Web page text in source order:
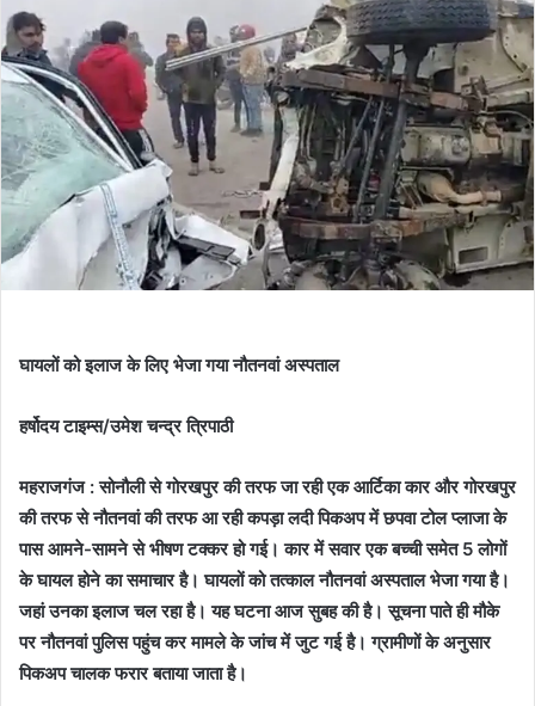
घायलों को इलाज के लिए भेजा गया नौतनवां अस्पताल
हर्षोदय टाइम्स/उमेश चन्द्र त्रिपाठी
महराजगंज : सोनौली से गोरखपुर की तरफ जा रही एक आर्टिका कार और गोरखपुर
की तरफ से नौतनवां की तरफ आ रही कपड़ा लदी पिकअप में छपवा टोल प्लाजा के
पास आमने-सामने से भीषण टक्कर हो गई। कार में सवार एक बच्ची समेत 5 लोगों
के घायल होने का समाचार है। घायलों को तत्काल नौतनवां अस्पताल भेजा गया है।
जहां उनका इलाज चल रहा है। यह घटना आज सुबह की है। सूचना पाते ही मौके
पर नौतनवां पुलिस पहुंच कर मामले के जांच में जुट गई है। ग्रामीणों के अनुसार
पिकअप चालक फरार बताया जाता है।